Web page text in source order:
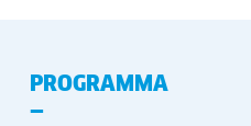
PROGRAMMA